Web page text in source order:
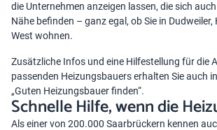
die Unternehmen anzeigen lassen, die sich
Nähe befinden – ganz egal, ob Sie in
West wohnen.
Zusätzliche Infos und eine Hilfestellung für die
passenden Heizungsbauers erhalten Sie auch
„Guten Heizungsbauer finden“.
Schnelle Hilfe, wenn die
Als einer von 200.000 Saarbrückern kennen